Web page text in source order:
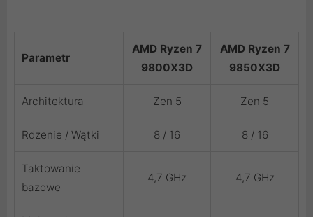
Parametr
AMD Ryzen 7
9800X3D
AMD Ryzen 7
9850X3D
Architektura Zen 5 Zen 5
Rdzenie / Wątki 8 / 16 8 / 16
Taktowanie
bazowe
4,7 GHz 4,7 GHz